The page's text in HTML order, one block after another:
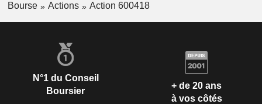
Bourse Actions Action 600418
N°1 du Conseil
Boursier
+ de 20 ans
à vos côtés